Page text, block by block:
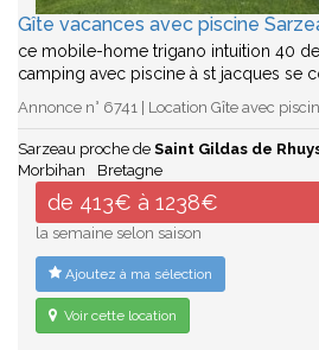
Gîte vacances avec piscine
ce mobile-home trigano intuition 40
camping avec piscine à st jacques se
Annonce n° 6741 | Location Gîte avec
Sarzeau proche de Saint Gildas de
Morbihan
Bretagne
de 413€ à 1238€
la semaine selon saison
Ajoutez à ma sélection
Voir cette location